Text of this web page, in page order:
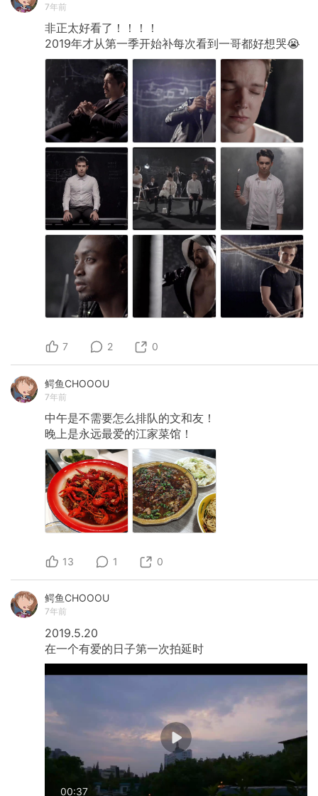
7年前
非正太好看了！！！！
2019年才从第一季开始补每次看到一哥都好想哭😭
7 2 0
鳄鱼CHOOOU
7年前
中午是不需要怎么排队的文和友！
晚上是永远最爱的江家菜馆！
13 1 0
鳄鱼CHOOOU
7年前
2019.5.20
在一个有爱的日子第一次拍延时
00:37